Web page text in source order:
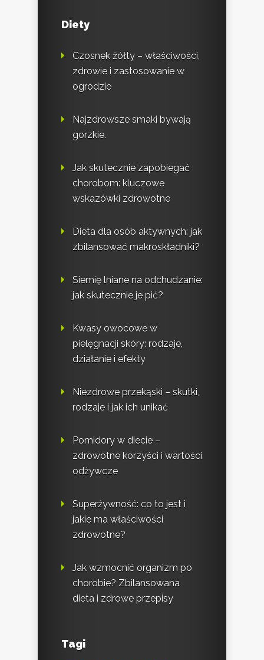
Diety
Czosnek żółty – właściwości,
zdrowie i zastosowanie w
ogrodzie
Najzdrowsze smaki bywają
gorzkie.
Jak skutecznie zapobiegać
chorobom: kluczowe
wskazówki zdrowotne
Dieta dla osób aktywnych: jak
zbilansować makroskładniki?
Siemię lniane na odchudzanie:
jak skutecznie je pić?
Kwasy owocowe w
pielęgnacji skóry: rodzaje,
działanie i efekty
Niezdrowe przekąski – skutki,
rodzaje i jak ich unikać
Pomidory w diecie –
zdrowotne korzyści i wartości
odżywcze
Superżywność: co to jest i
jakie ma właściwości
zdrowotne?
Jak wzmocnić organizm po
chorobie? Zbilansowana
dieta i zdrowe przepisy
Tagi